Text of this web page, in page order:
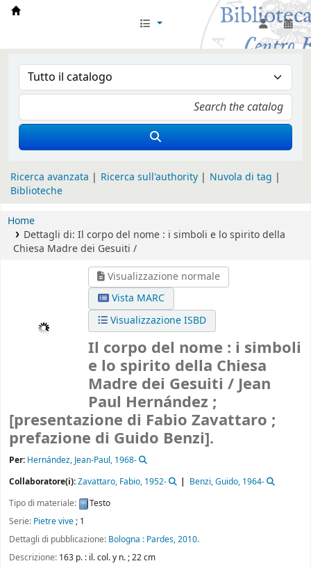
Biblioteca Iglesia Nacional Española en
Ricerca avanzata Ricerca sull'authority
Nuvola di tag
Biblioteche
Home
Dettagli di: Il corpo del nome : i simboli e lo spirito della
Chiesa Madre dei Gesuiti /
Visualizzazione normale
Vista MARC
Visualizzazione ISBD
Il corpo del nome : i simboli
e lo spirito della Chiesa
Madre dei Gesuiti / Jean
Paul Hernández ;
[presentazione di Fabio Zavattaro ;
prefazione di Guido Benzi].
Per: Hernández, Jean-Paul, 1968-
Collaboratore(i):Zavattaro, Fabio, 1952- Benzi, Guido, 1964-
Tipo di materiale:
Testo
Serie: Pietre vive; 1
Dettagli di pubblicazione: Bologna : Pardes,2010.
Descrizione: 163 p. : il. col. y n. ; 22 cm